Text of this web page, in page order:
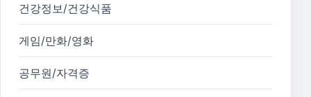
건강정보/건강식품
게임/만화/영화
공무원/자격증